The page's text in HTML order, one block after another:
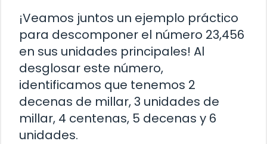
¡Veamos juntos un ejemplo práctico
para descomponer el número 23,456
en sus unidades principales! Al
desglosar este número,
identificamos que tenemos 2
decenas de millar, 3 unidades de
millar, 4 centenas, 5 decenas y 6
unidades.